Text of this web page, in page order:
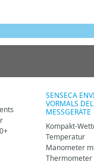
SENSECA
VORMALS
MESSGERÄTE
Kompakt-
Temperatur
Manometer
Thermometer